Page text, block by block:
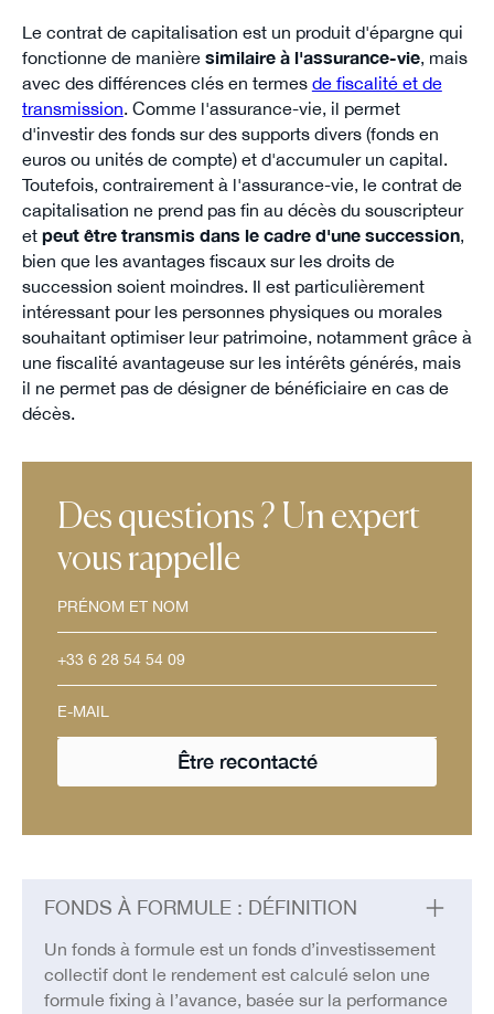
Le contrat de capitalisation est un produit d'épargne qui
fonctionne de manière similaire à l'assurance-vie, mais
avec des différences clés en termes de fiscalité et de
transmission. Comme l'assurance-vie, il permet
d'investir des fonds sur des supports divers (fonds en
euros ou unités de compte) et d'accumuler un capital.
Toutefois, contrairement à l'assurance-vie, le contrat de
capitalisation ne prend pas fin au décès du souscripteur
et peut être transmis dans le cadre d'une succession,
bien que les avantages fiscaux sur les droits de
succession soient moindres. Il est particulièrement
intéressant pour les personnes physiques ou morales
souhaitant optimiser leur patrimoine, notamment grâce à
une fiscalité avantageuse sur les intérêts générés, mais
il ne permet pas de désigner de bénéficiaire en cas de
décès.
Des questions ? Un expert
vous rappelle
FONDS À FORMULE : DÉFINITION
Un fonds à formule est un fonds d’investissement
collectif dont le rendement est calculé selon une
formule fixing à l’avance, basée sur la performance